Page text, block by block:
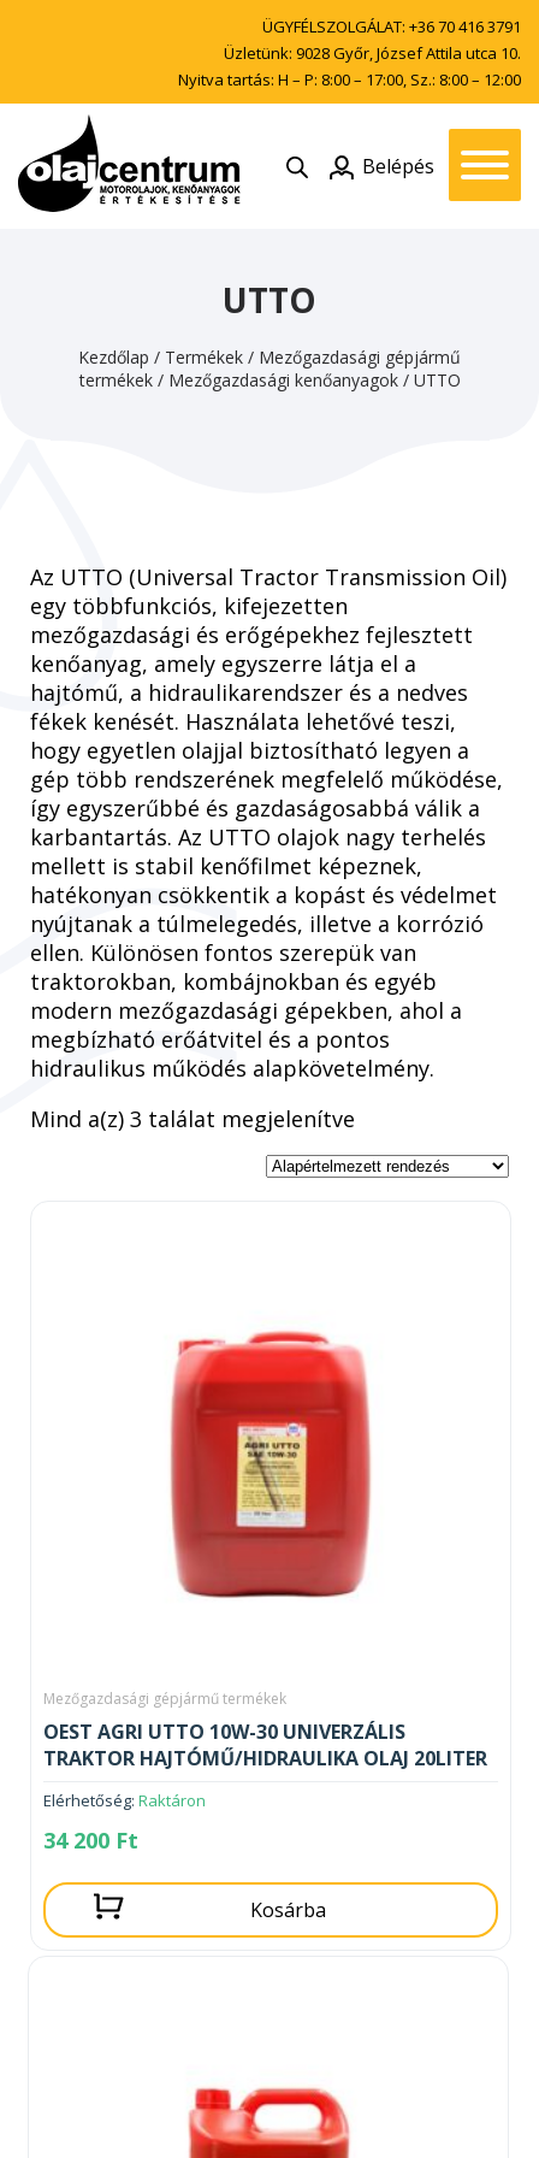
ÜGYFÉLSZOLGÁLAT: +36 70 416 3791
Üzletünk: 9028 Győr, József Attila utca 10.
Nyitva tartás: H – P: 8:00 – 17:00, Sz.: 8:00 – 12:00
Belépés
UTTO
Kezdőlap / Termékek / Mezőgazdasági gépjármű
termékek/ Mezőgazdasági kenőanyagok/ UTTO
Az UTTO (Universal Tractor Transmission Oil)
egy többfunkciós, kifejezetten
mezőgazdasági és erőgépekhez fejlesztett
kenőanyag, amely egyszerre látja el a
hajtómű, a hidraulikarendszer és a nedves
fékek kenését. Használata lehetővé teszi,
hogy egyetlen olajjal biztosítható legyen a
gép több rendszerének megfelelő működése,
így egyszerűbbé és gazdaságosabbá válik a
karbantartás. Az UTTO olajok nagy terhelés
mellett is stabil kenőfilmet képeznek,
hatékonyan csökkentik a kopást és védelmet
nyújtanak a túlmelegedés, illetve a korrózió
ellen. Különösen fontos szerepük van
traktorokban, kombájnokban és egyéb
modern mezőgazdasági gépekben, ahol a
megbízható erőátvitel és a pontos
hidraulikus működés alapkövetelmény.
Mind a(z) 3 találat megjelenítve
Mezőgazdasági gépjármű termékek
OEST AGRI UTTO 10W-30 UNIVERZÁLIS
TRAKTOR HAJTÓMŰ/HIDRAULIKA OLAJ 20LITER
Elérhetőség: Raktáron
34 200 Ft
Kosárba